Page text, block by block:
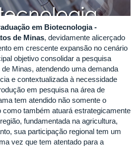
em Biotecnologia -
de Minas, devidamente alicerçado
em crescente expansão no cenário
objetivo consolidar a pesquisa
Minas, atendendo uma demanda
e contextualizada à necessidade
em pesquisa na área de
tem atendido não somente o
como também atuará estrategicamente
fundamentada na agricultura,
sua participação regional tem um
vez que tem atentado para a